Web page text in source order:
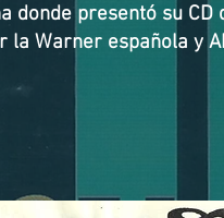
donde presentó su CD
Warner española y